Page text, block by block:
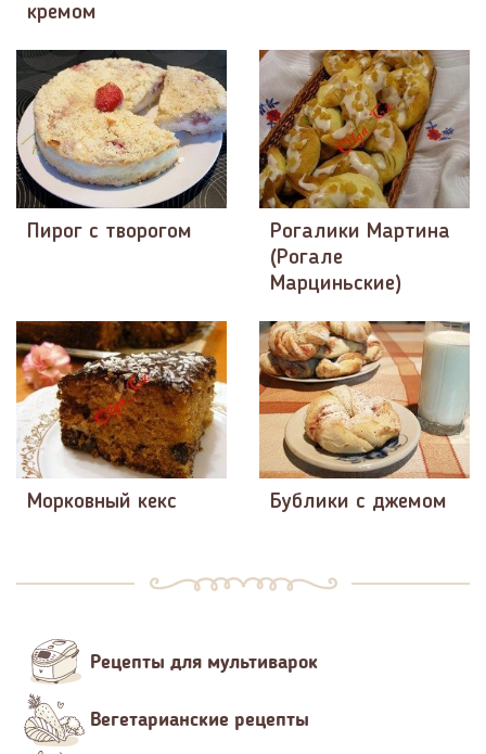
кремом
Пирог с творогом
Рогалики Мартина
(Рогале
Марциньские)
Морковный кекс Бублики с джемом
Рецепты для мультиварок
Вегетарианские рецепты